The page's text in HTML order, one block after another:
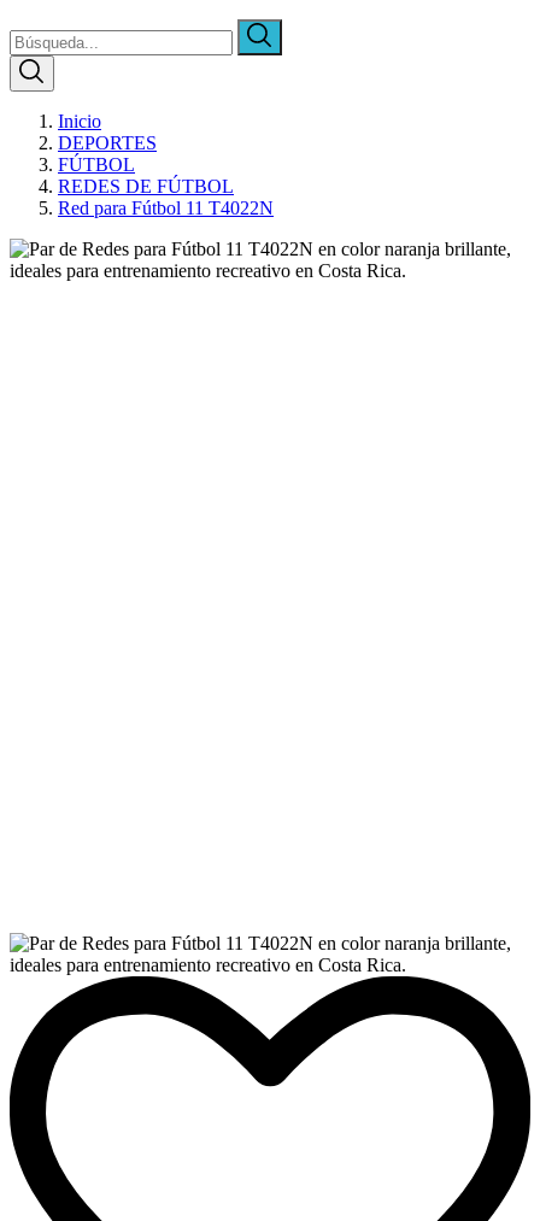
Inicio
DEPORTES
FÚTBOL
REDES DE FÚTBOL
Red para Fútbol 11 T4022N